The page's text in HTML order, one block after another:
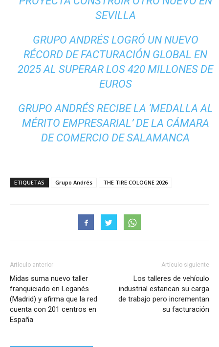
SEVILLA
GRUPO ANDRÉS LOGRÓ UN NUEVO
RÉCORD DE FACTURACIÓN GLOBAL EN
2025 AL SUPERAR LOS 420 MILLONES DE
EUROS
GRUPO ANDRÉS RECIBE LA ‘MEDALLA AL
MÉRITO EMPRESARIAL’ DE LA CÁMARA
DE COMERCIO DE SALAMANCA
ETIQUETAS Grupo Andrés THE TIRE COLOGNE 2026
Artículo anterior
Midas suma nuevo taller
franquiciado en Leganés
(Madrid) y afirma que la red
cuenta con 201 centros en
España
Artículo siguiente
Los talleres de vehículo
industrial estancan su carga
de trabajo pero incrementan
su facturación